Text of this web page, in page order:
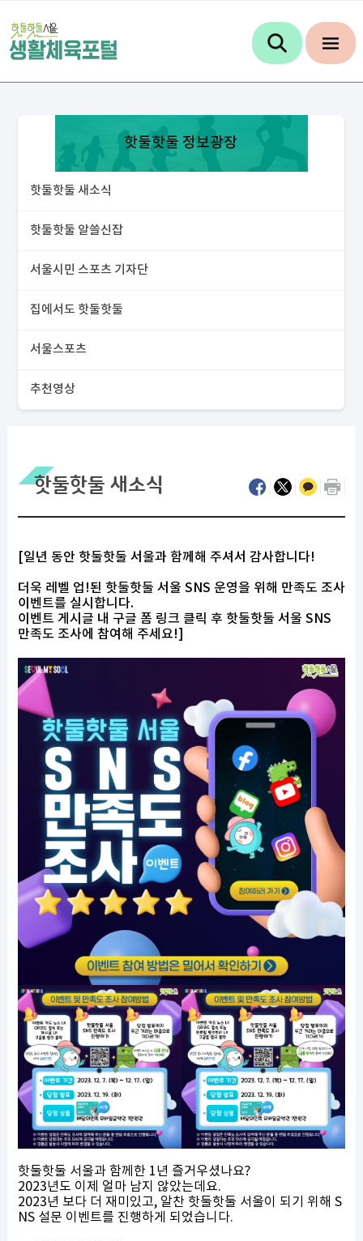
핫둘핫둘 정보광장
핫둘핫둘 새소식
핫둘핫둘 알쓸신잡
서울시민 스포츠 기자단
집에서도 핫둘핫둘
서울스포츠
추천영상
핫둘핫둘 새소식
[일년 동안 핫둘핫둘 서울과 함께해 주셔서 감사합니다!
더욱 레벨 업!된 핫둘핫둘 서울 SNS 운영을 위해 만족도 조사
이벤트를 실시합니다.
이벤트 게시글 내 구글 폼 링크 클릭 후 핫둘핫둘 서울 SNS
만족도 조사에 참여해 주세요!]
핫둘핫둘 서울과 함께한 1년 즐거우셨나요?
2023년도 이제 얼마 남지 않았는데요.
2023년 보다 더 재미있고, 알찬 핫둘핫둘 서울이 되기 위해 S
NS 설문 이벤트를 진행하게 되었습니다.